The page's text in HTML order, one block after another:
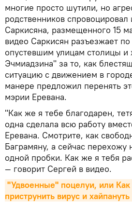
многие просто шутили, но
родственников
Саркисяна, размещенного 15
видео Саркисян разъезжает
опустевшим улицам столицы и
Эчмиадзина" за то, как
ситуацию с движением в
манере предложил перенять
мэрии Еревана.
"Как же я тебе благодарен,
одна сделала всю работу
Еревана. Смотрите, как
Баграмяну, а сейчас
одной пробки. Как же я тебя
— говорит Сергей в видео.
"Удвоенные" поцелуи, или
приструнить вирус и